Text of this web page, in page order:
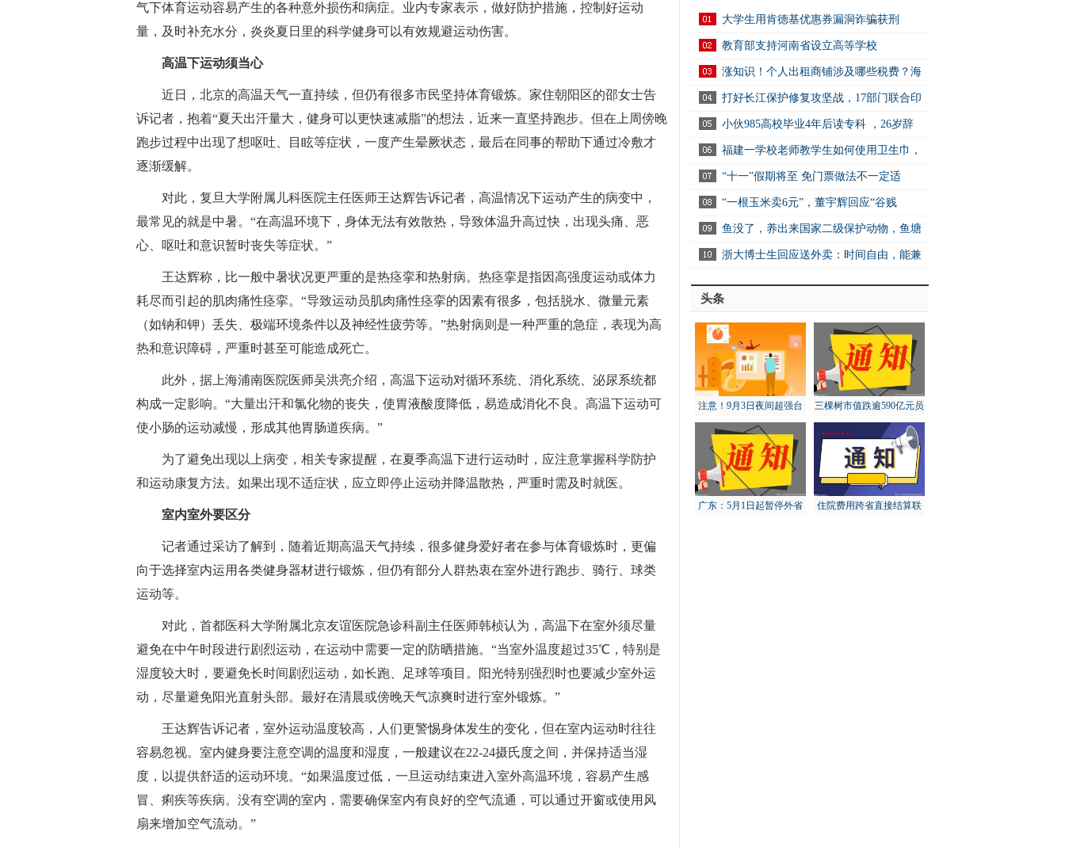
气下体育运动容易产生的各种意外损伤和病症。业内专家表示，做好防护措施，控制好运动
量，及时补充水分，炎炎夏日里的科学健身可以有效规避运动伤害。
高温下运动须当心
近日，北京的高温天气一直持续，但仍有很多市民坚持体育锻炼。家住朝阳区的邵女士告
诉记者，抱着“夏天出汗量大，健身可以更快速减脂”的想法，近来一直坚持跑步。但在上周傍晚
跑步过程中出现了想呕吐、目眩等症状，一度产生晕厥状态，最后在同事的帮助下通过冷敷才
逐渐缓解。
对此，复旦大学附属儿科医院主任医师王达辉告诉记者，高温情况下运动产生的病变中，
最常见的就是中暑。“在高温环境下，身体无法有效散热，导致体温升高过快，出现头痛、恶
心、呕吐和意识暂时丧失等症状。”
王达辉称，比一般中暑状况更严重的是热痉挛和热射病。热痉挛是指因高强度运动或体力
耗尽而引起的肌肉痛性痉挛。“导致运动员肌肉痛性痉挛的因素有很多，包括脱水、微量元素
（如钠和钾）丢失、极端环境条件以及神经性疲劳等。”热射病则是一种严重的急症，表现为高
热和意识障碍，严重时甚至可能造成死亡。
此外，据上海浦南医院医师吴洪亮介绍，高温下运动对循环系统、消化系统、泌尿系统都
构成一定影响。“大量出汗和氯化物的丧失，使胃液酸度降低，易造成消化不良。高温下运动可
使小肠的运动减慢，形成其他胃肠道疾病。”
为了避免出现以上病变，相关专家提醒，在夏季高温下进行运动时，应注意掌握科学防护
和运动康复方法。如果出现不适症状，应立即停止运动并降温散热，严重时需及时就医。
室内室外要区分
记者通过采访了解到，随着近期高温天气持续，很多健身爱好者在参与体育锻炼时，更偏
向于选择室内运用各类健身器材进行锻炼，但仍有部分人群热衷在室外进行跑步、骑行、球类
运动等。
对此，首都医科大学附属北京友谊医院急诊科副主任医师韩桢认为，高温下在室外须尽量
避免在中午时段进行剧烈运动，在运动中需要一定的防晒措施。“当室外温度超过35℃，特别是
湿度较大时，要避免长时间剧烈运动，如长跑、足球等项目。阳光特别强烈时也要减少室外运
动，尽量避免阳光直射头部。最好在清晨或傍晚天气凉爽时进行室外锻炼。”
王达辉告诉记者，室外运动温度较高，人们更警惕身体发生的变化，但在室内运动时往往
容易忽视。室内健身要注意空调的温度和湿度，一般建议在22-24摄氏度之间，并保持适当湿
度，以提供舒适的运动环境。“如果温度过低，一旦运动结束进入室外高温环境，容易产生感
冒、痢疾等疾病。没有空调的室内，需要确保室内有良好的空气流通，可以通过开窗或使用风
扇来增加空气流动。”
大学生用肯德基优惠券漏洞诈骗获刑
教育部支持河南省设立高等学校
涨知识！个人出租商铺涉及哪些税费？海
打好长江保护修复攻坚战，17部门联合印
小伙985高校毕业4年后读专科 ，26岁辞
福建一学校老师教学生如何使用卫生巾，
“十一”假期将至 免门票做法不一定适
“一根玉米卖6元”，董宇辉回应“谷贱
鱼没了，养出来国家二级保护动物，鱼塘
浙大博士生回应送外卖：时间自由，能兼
头条
注意！9月3日夜间超强台
风“轩岚诺”将进入东海东
南
三棵树市值跌逾590亿元员
工大比例账面浮亏
广东：5月1日起暂停外省
住院费用跨省直接结算联